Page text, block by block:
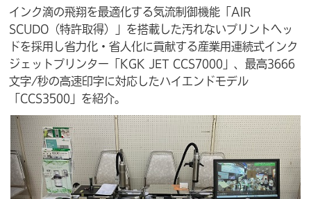
インク滴の飛翔を最適化する気流制御機能「AIR
SCUDO（特許取得）」を搭載した汚れないプリントヘッ
ドを採用し省力化・省人化に貢献する産業用連続式インク
ジェットプリンター「KGK JET CCS7000」、最高3666
文字/秒の高速印字に対応したハイエンドモデル
「CCS3500」を紹介。